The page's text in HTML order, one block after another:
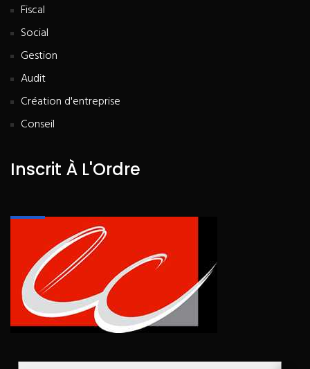
Fiscal
Social
Gestion
Audit
Création d'entreprise
Conseil
Inscrit À L'Ordre